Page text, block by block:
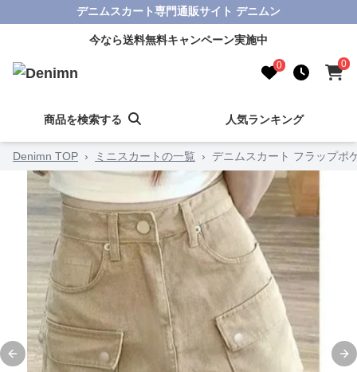
デニムスカート専門通販サイト デニムン
今なら送料無料キャンペーン実施中
0 0
商品を検索する 人気ランキング
Denimn TOP › ミニスカートの一覧 › デニムスカート フラップポ
Previous slide